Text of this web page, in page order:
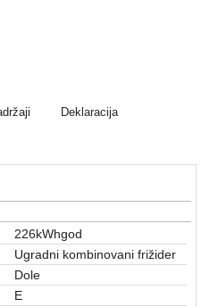
Deklaracija
226kWhgod
Ugradni kombinovani frižider
Dole
E